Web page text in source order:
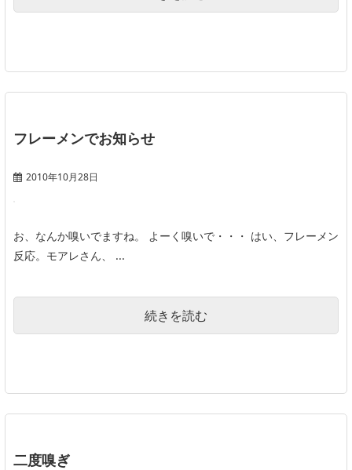
フレーメンでお知らせ
2010年10月28日
お、なんか嗅いでますね。 よーく嗅いで・・・ はい、フレーメン
反応。モアレさん、 ...
続きを読む
二度嗅ぎ